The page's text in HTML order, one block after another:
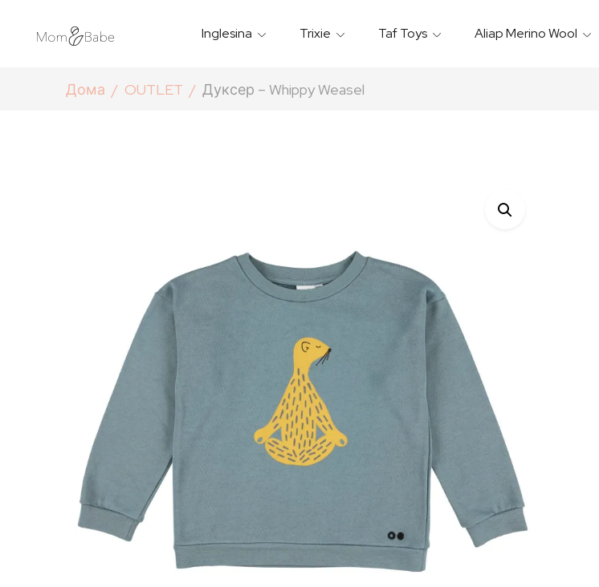
Inglesina Trixie Taf Toys Aliap Merino Wool
Дома OUTLET Дуксер – Whippy Weasel